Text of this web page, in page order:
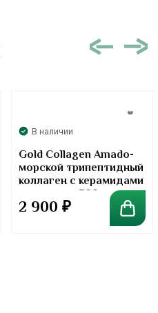
В наличии
Gold Collagen Amado-
морской трипептидный
коллаген с керамидами
в порошке. 300 грамм
2 900 ₽